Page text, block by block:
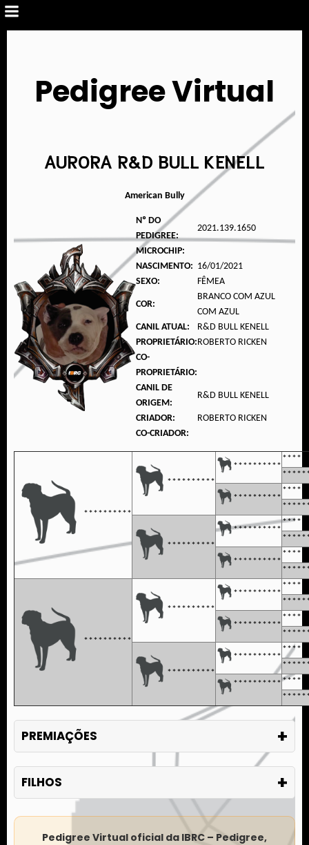
Pedigree Virtual
AURORA R&D BULL KENELL
American Bully
Nº DO
PEDIGREE:
2021.139.1650
MICROCHIP:
NASCIMENTO: 16/01/2021
SEXO:
FÊMEA
COR:
BRANCO COM AZUL
COM AZUL
CANIL ATUAL:
R&D BULL KENELL
PROPRIETÁRIO:ROBERTO RICKEN
CO-
PROPRIETÁRIO:
CANIL DE
ORIGEM:
R&D BULL KENELL
CRIADOR:
ROBERTO RICKEN
CO-CRIADOR:
**********
**********
**********
**********
**********
**********
**********
**********
**********
**********
**********
**********
**********
**********
PREMIAÇÕES +
FILHOS +
Pedigree Virtual oficial da IBRC – Pedigree,